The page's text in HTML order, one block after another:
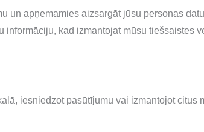
un apņemamies aizsargāt jūsu personas
kad izmantojat mūsu tiešsaistes
iesniedzot pasūtījumu vai izmantojot citus